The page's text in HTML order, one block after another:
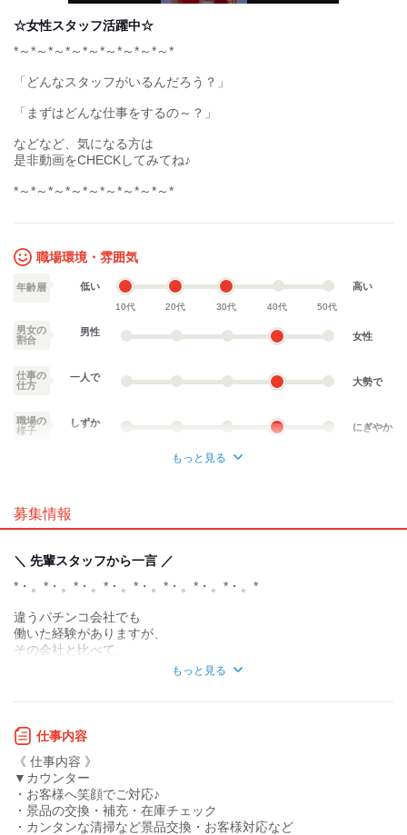
in-
☆女性スタッフ活躍中☆
*～*～*～*～*～*～*～*～*～*
「どんなスタッフがいるんだろう？」
「まずはどんな仕事をするの～？」
などなど、気になる方は
是非動画をCHECKしてみてね♪
*～*～*～*～*～*～*～*～*～*
職場環境・雰囲気
年齢層 低い
10代 20代 30代 40代 50代
高い
男女の
割合
男性 女性
仕事の
仕方
一人で 大勢で
職場の
様子
しずか にぎやか
個性が生かせる
デスクワーク
お客様との対話が
力仕事が少ない
そのため臭いの心配もありません！
「パチンコ店ってちょっと臭そう、、、」
「タバコが苦手。。。」という方でも
働きやすい職場になりますので、安心してくださいね♪
もっと見る
募集情報
＼ 先輩スタッフから一言 ／
*・。*・。*・。*・。*・。*・。*・。*・。*
違うパチンコ会社でも
働いた経験がありますが、
その会社と比べて、
サンシャインKYORAKUは、
勿論なんですが、社員の方や
本部の方とも仲が良いんですよね♪
距離が近いというか…
何かあったときは、
本当に心配してくれて、
寄り添ってくれるので温かみを感じます♪
もっと見る
仕事内容
《 仕事内容 》
▼カウンター
・お客様へ笑顔でご対応♪
・景品の交換・補充・在庫チェック
・カンタンな清掃など景品交換・お客様対応など